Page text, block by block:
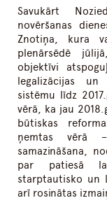
Savukārt
novēršanas
Znotiņa, kura
plenārsēdē
objektīvi
legalizācijas un
sistēmu līdz
vērā, ka jau
būtiskas
ņemtas vērā
samazināšana,
par patiesā
starptautisko un
arī rosinātas